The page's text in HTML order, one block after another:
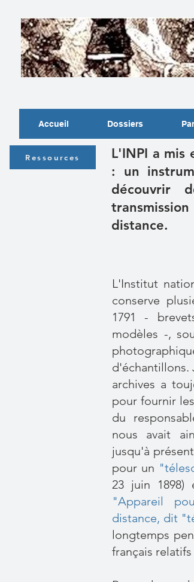
Accueil Dossiers
Ressources
L'INPI a mis
: un
découvrir
distance.
L'Institut
conserve
1791 -
modèles -,
d'échantillons.
archives a
pour fournir
du
nous avait
jusqu'à
pour un
23 juin 1898)
"Appareil
distance, dit
longtemps
français